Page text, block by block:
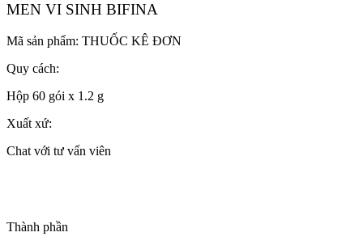
MEN VI SINH BIFINA
Mã sản phẩm: THUỐC KÊ ĐƠN
Quy cách:
Hộp 60 gói x 1.2 g
Xuất xứ:
Chat với tư vấn viên
Thành phần